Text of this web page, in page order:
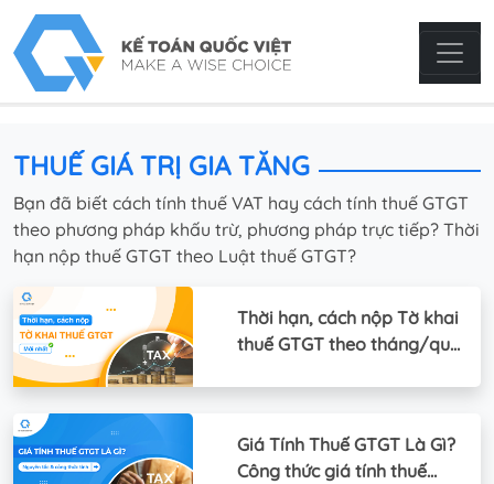
THUẾ GIÁ TRỊ GIA TĂNG
Bạn đã biết cách tính thuế VAT hay cách tính thuế GTGT
theo phương pháp khấu trừ, phương pháp trực tiếp? Thời
hạn nộp thuế GTGT theo Luật thuế GTGT?
Thời hạn, cách nộp Tờ khai
thuế GTGT theo tháng/quý
Giá Tính Thuế GTGT Là Gì?
Công thức giá tính thuế